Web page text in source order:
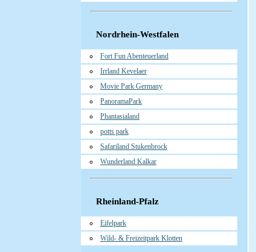
Nordrhein-Westfalen
Fort Fun Abenteuerland
Irrland Kevelaer
Movie Park Germany
PanoramaPark
Phantasialand
potts park
Safariland Stukenbrock
Wunderland Kalkar
Rheinland-Pfalz
Eifelpark
Wild- & Freizeitpark Klotten